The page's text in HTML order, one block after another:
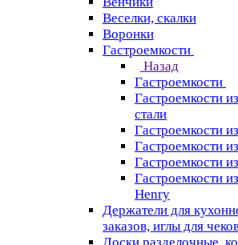
Веселки, скалки
Воронки
Гастроемкости
Назад
Гастроемкости
Гастроемкости
стали
Гастроемкости
Гастроемкости
Гастроемкости
Гастроемкости
Henry
Держатели для
заказов, иглы для